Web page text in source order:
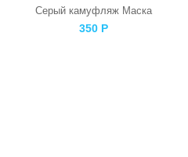
Серый камуфляж Маска
350 Р